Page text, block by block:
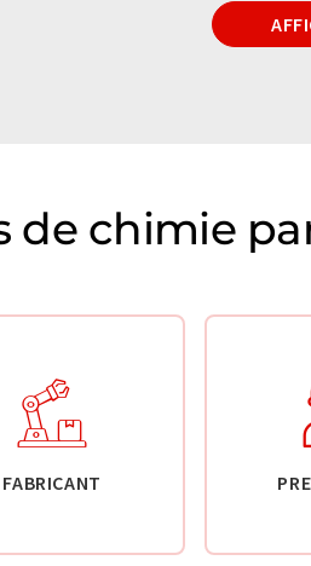
de chimie
FABRICANT